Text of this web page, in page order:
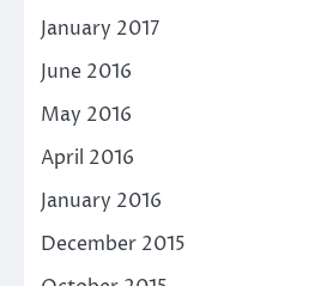
January 2017
June 2016
May 2016
April 2016
January 2016
December 2015